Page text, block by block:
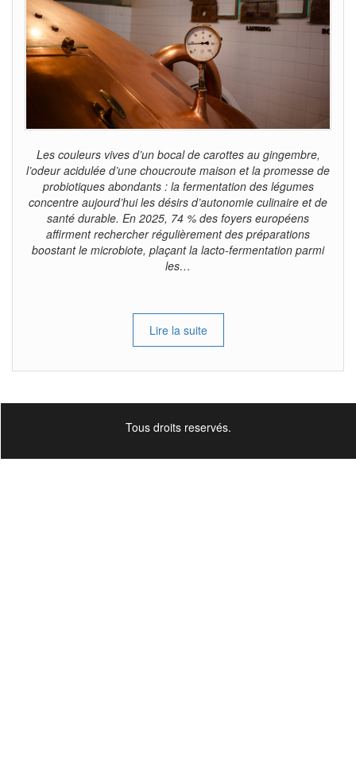
Les couleurs vives d’un bocal de carottes au gingembre,
l’odeur acidulée d’une choucroute maison et la promesse de
probiotiques abondants : la fermentation des légumes
concentre aujourd’hui les désirs d’autonomie culinaire et de
santé durable. En 2025, 74 % des foyers européens
affirment rechercher régulièrement des préparations
boostant le microbiote, plaçant la lacto-fermentation parmi
les…
Lire la suite
Tous droits reservés.